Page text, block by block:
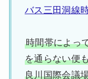
バス三田洞線
時間帯によっ
を通らない便
良川国際会議